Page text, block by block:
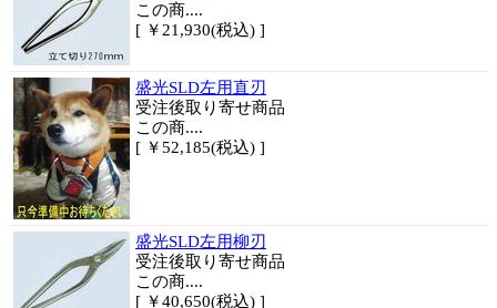
この商....
[ ￥21,930(税込) ]
盛光SLD左用直刃
受注後取り寄せ商品
この商....
[ ￥52,185(税込) ]
盛光SLD左用柳刃
受注後取り寄せ商品
この商....
[ ￥40,650(税込) ]